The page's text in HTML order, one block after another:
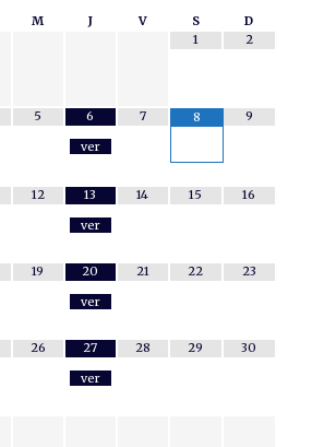
M J V S
D
1
2
5
6
ver
7 8 9
12
13
ver
14 15 16
19
20
ver
21 22 23
26
27
ver
28 29 30